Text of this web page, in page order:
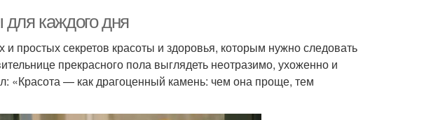
для каждого дня
простых секретов красоты и здоровья, которым нужно следовать
прекрасного пола выглядеть неотразимо, ухоженно и
«Красота — как драгоценный камень: чем она проще, тем